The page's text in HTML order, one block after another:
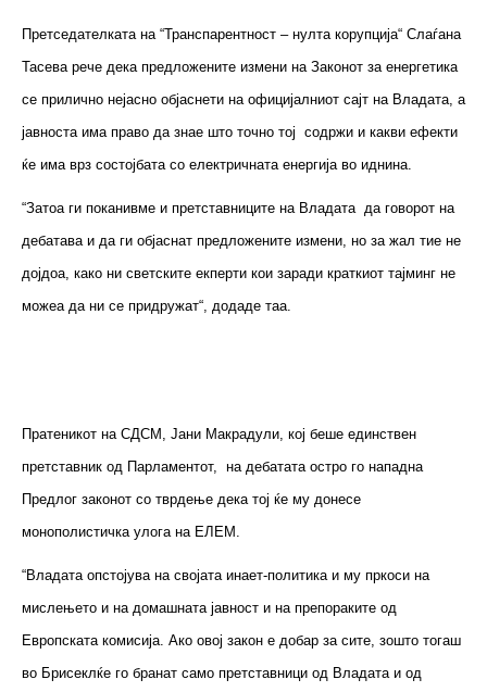
Претседателката на “Транспарентност – нулта корупција“ Слаѓана
Тасева рече дека предложените измени на Законот за енергетика
се прилично нејасно објаснети на официјалниот сајт на Владата, а
јавноста има право да знае што точно тој содржи и какви ефекти
ќе има врз состојбата со електричната енергија во иднина.
“Затоа ги поканивме и претставниците на Владата да говорот на
дебатава и да ги објаснат предложените измени, но за жал тие не
дојдоа, како ни светските екперти кои заради краткиот тајминг не
можеа да ни се придружат“, додаде таа.
Пратеникот на СДСМ, Јани Макрадули, кој беше единствен
претставник од Парламентот, на дебатата остро го нападна
Предлог законот со тврдење дека тој ќе му донесе
монополистичка улога на ЕЛЕМ.
“Владата опстојува на својата инает-политика и му пркоси на
мислењето и на домашната јавност и на препораките од
Европската комисија. Ако овој закон е добар за сите, зошто тогаш
во Брисеклќе го бранат само претставници од Владата и од